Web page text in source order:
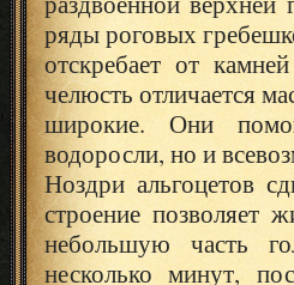
ряды роговых
отскребает от
челюсть отличается
широкие. Они
водоросли, но и
Ноздри альгоцетов
строение
небольшую часть
несколько минут,